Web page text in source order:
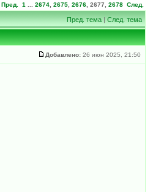
Пред. 1 2674 2675 2676 2677 2678 След.
Пред. тема|След. тема
Добавлено: 26 июн 2025, 21:50